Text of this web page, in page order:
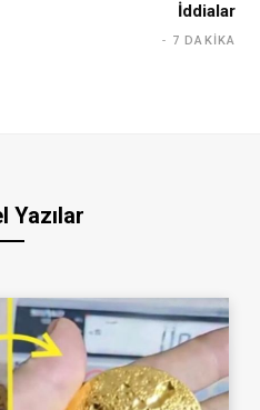
İddialar
7 DAKIKA
Yazılar